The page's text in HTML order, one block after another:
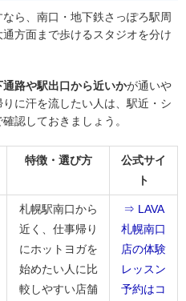
ら、南口・地下鉄さっぽろ駅周
方面まで歩けるスタジオを分け
通路や駅出口から近いかが通いや
に汗を流したい人は、駅近・シ
認しておきましょう。
特徴・選び方
公式サイ
ト
札幌駅南口から
近く、仕事帰り
にホットヨガを
始めたい人に比
較しやすい店舗
⇒ LAVA
札幌南口
店の体験
レッスン
予約はコ